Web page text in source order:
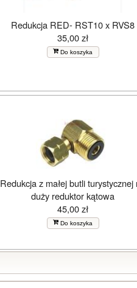
Redukcja RED- RST10 x RVS8
35,00 zł
Do koszyka
Redukcja z małej butli turystycznej
duży reduktor kątowa
45,00 zł
Do koszyka